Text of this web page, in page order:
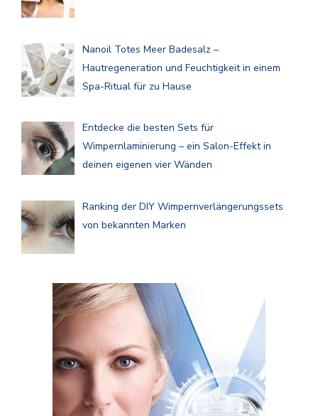
Nanoil Totes Meer Badesalz –
Hautregeneration und Feuchtigkeit in einem
Spa-Ritual für zu Hause
Entdecke die besten Sets für
Wimpernlaminierung – ein Salon-Effekt in
deinen eigenen vier Wänden
Ranking der DIY Wimpernverlängerungssets
von bekannten Marken